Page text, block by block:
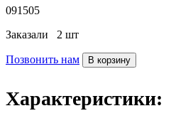
091505
Заказали 2 шт
Позвонить нам В корзину
Характеристики: